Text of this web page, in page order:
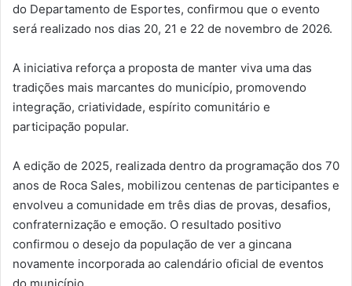
do Departamento de Esportes, confirmou que o evento
será realizado nos dias 20, 21 e 22 de novembro de 2026.
A iniciativa reforça a proposta de manter viva uma das
tradições mais marcantes do município, promovendo
integração, criatividade, espírito comunitário e
participação popular.
A edição de 2025, realizada dentro da programação dos 70
anos de Roca Sales, mobilizou centenas de participantes e
envolveu a comunidade em três dias de provas, desafios,
confraternização e emoção. O resultado positivo
confirmou o desejo da população de ver a gincana
novamente incorporada ao calendário oficial de eventos